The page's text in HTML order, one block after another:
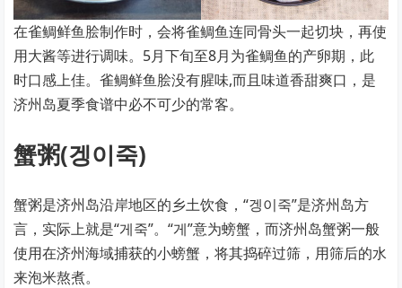
在雀鲷鲜鱼脍制作时，会将雀鲷鱼连同骨头一起切块，再使
用大酱等进行调味。5月下旬至8月为雀鲷鱼的产卵期，此
时口感上佳。雀鲷鲜鱼脍没有腥味,而且味道香甜爽口，是
济州岛夏季食谱中必不可少的常客。
蟹粥(겡이죽)
蟹粥是济州岛沿岸地区的乡土饮食，“겡이죽”是济州岛方
言，实际上就是“게죽”。“게”意为螃蟹，而济州岛蟹粥一般
使用在济州海域捕获的小螃蟹，将其捣碎过筛，用筛后的水
来泡米熬煮。